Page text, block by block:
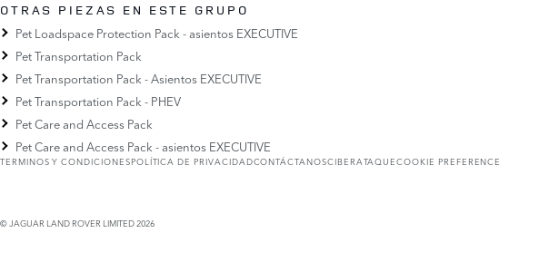
OTRAS PIEZAS EN ESTE GRUPO
Pet Loadspace Protection Pack - asientos EXECUTIVE
Pet Transportation Pack
Pet Transportation Pack - Asientos EXECUTIVE
Pet Transportation Pack - PHEV
Pet Care and Access Pack
Pet Care and Access Pack - asientos EXECUTIVE
TERMINOS Y CONDICIONESPOLÍTICA DE PRIVACIDADCONTÁCTANOSCIBERATAQUECOOKIE PREFERENCE
© JAGUAR LAND ROVER LIMITED 2026